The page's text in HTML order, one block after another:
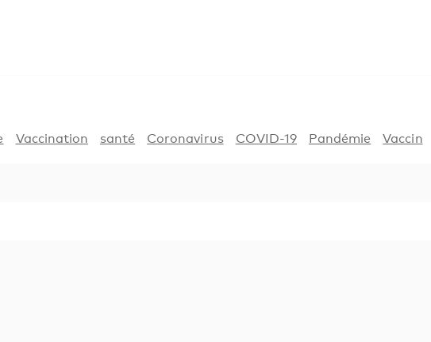
Vaccination santé Coronavirus COVID-19 Pandémie Vaccin